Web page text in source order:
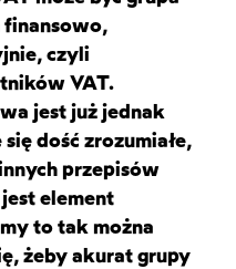
czyli
VAT.
jest już jednak
dość zrozumiałe,
przepisów
element
to tak można
żeby akurat grupy